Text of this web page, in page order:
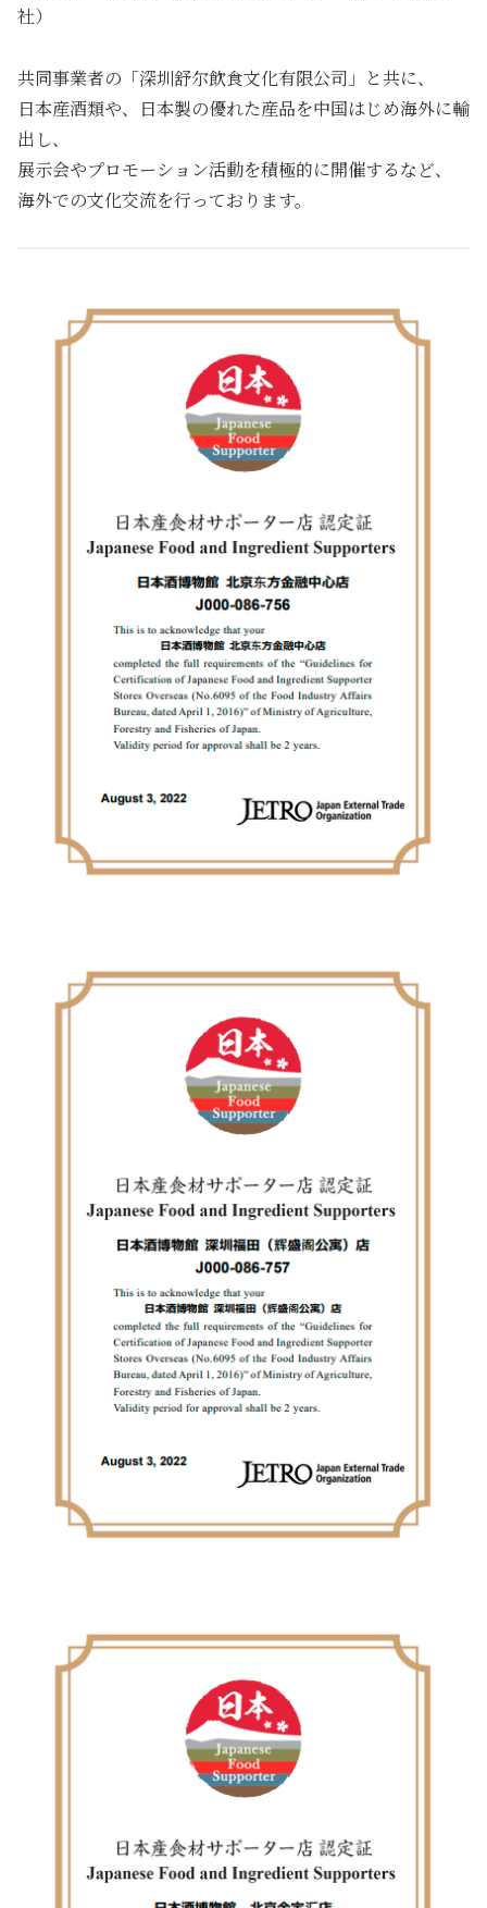
社）
共同事業者の「深圳舒尔飲食文化有限公司」と共に、
日本産酒類や、日本製の優れた産品を中国はじめ海外に輸
出し、
展示会やプロモーション活動を積極的に開催するなど、
海外での文化交流を行っております。